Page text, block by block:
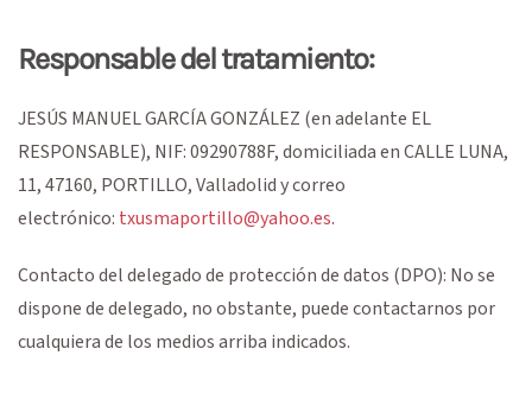
Responsable del tratamiento:
JESÚS MANUEL GARCÍA GONZÁLEZ (en adelante EL
RESPONSABLE), NIF:09290788F, domiciliada enCALLE LUNA,
11,47160, PORTILLO,Valladolidy correo
electrónico: txusmaportillo@yahoo.es.
Contacto del delegado de protección de datos (DPO): No se
dispone de delegado, no obstante, puede contactarnos por
cualquiera de los medios arriba indicados.